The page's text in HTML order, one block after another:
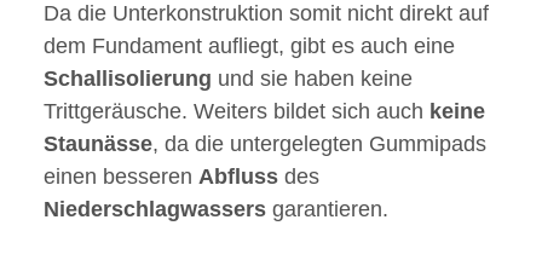
Da die Unterkonstruktion somit nicht direkt auf
dem Fundament aufliegt, gibt es auch eine
Schallisolierung und sie haben keine
Trittgeräusche. Weiters bildet sich auch keine
Staunässe, da die untergelegten Gummipads
einen besseren Abfluss des
Niederschlagwassers garantieren.